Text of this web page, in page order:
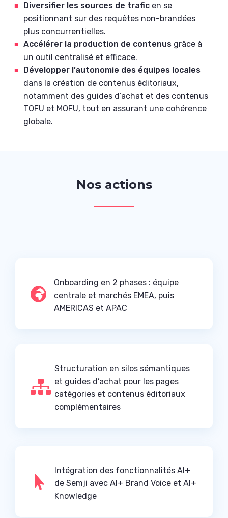
Diversifier les sources de trafic en se
positionnant sur des requêtes non-brandées
plus concurrentielles.
Accélérer la production de contenus grâce à
un outil centralisé et efficace.
Développer l’autonomie des équipes locales
dans la création de contenus éditoriaux,
notamment des guides d’achat et des contenus
TOFU et MOFU, tout en assurant une cohérence
globale.
Nos actions

Onboarding en 2 phases : équipe
centrale et marchés EMEA, puis
AMERICAS et APAC

Structuration en silos sémantiques
et guides d’achat pour les pages
catégories et contenus éditoriaux
complémentaires

Intégration des fonctionnalités AI+
de Semji avec AI+ Brand Voice et AI+
Knowledge